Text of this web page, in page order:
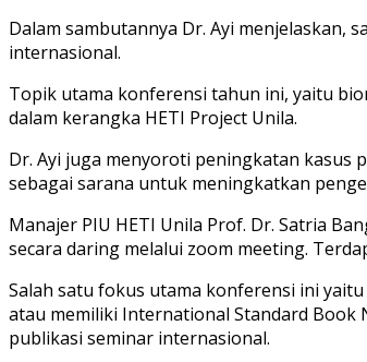
Dalam sambutannya Dr. Ayi menjelaskan,
internasional.
Topik utama konferensi tahun ini, yaitu
dalam kerangka HETI Project Unila.
Dr. Ayi juga menyoroti peningkatan kasus
sebagai sarana untuk meningkatkan
Manajer PIU HETI Unila Prof. Dr. Satria
secara daring melalui zoom meeting.
Salah satu fokus utama konferensi ini
atau memiliki International Standard Book
publikasi seminar internasional.